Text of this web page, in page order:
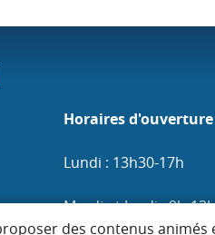
des contenus
Horaires d'ouverture
Lundi : 13h30-17h
Mardi et Jeudi : 9h-